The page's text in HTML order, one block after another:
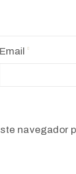
Email
navegador